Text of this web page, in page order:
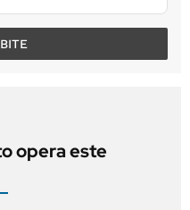
opera este